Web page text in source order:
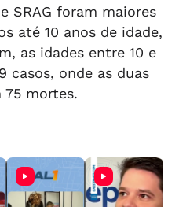
SRAG foram maiores
até 10 anos de idade,
as idades entre 10 e
casos, onde as duas
75 mortes.